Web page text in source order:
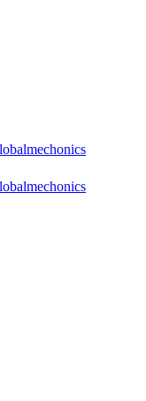
mechonics
mechonics